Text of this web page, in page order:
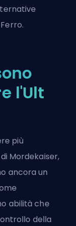
l'Ult
più
Mordekaiser,
ancora un
abilità che
della